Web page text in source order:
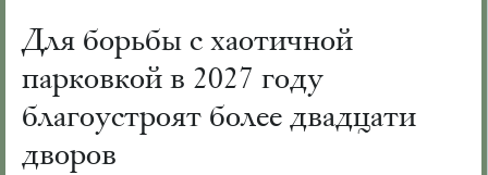
Для борьбы с хаотичной
парковкой в 2027 году
благоустроят более двадцати
дворов